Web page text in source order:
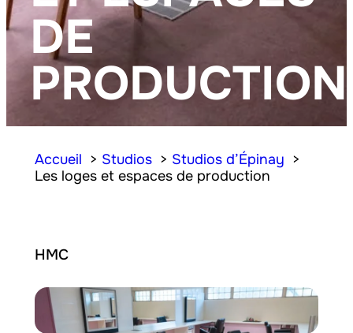
DE
PRODUCTION
Accueil Studios
Studios d’Épinay
Les loges et espaces de production
HMC